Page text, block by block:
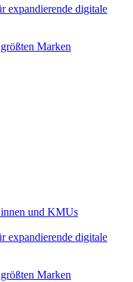
expandierende digitale
Marken
und KMUs
expandierende digitale
Marken